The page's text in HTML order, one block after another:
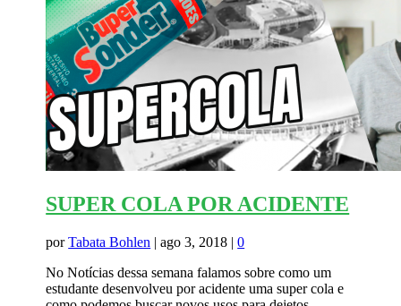
SUPER COLA POR ACIDENTE
porTabata Bohlen |ago 3, 2018 |0
No Notícias dessa semana falamos sobre como um
estudante desenvolveu por acidente uma super cola e